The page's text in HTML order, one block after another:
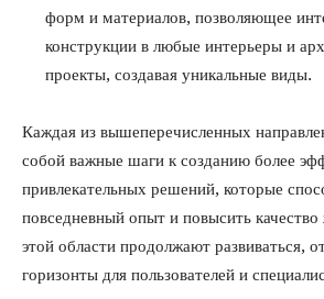
форм и материалов, позволяющее
конструкции в любые интерьеры и
проекты, создавая уникальные виды.
Каждая из вышеперечисленных
собой важные шаги к созданию более
привлекательных решений, которые
повседневный опыт и повысить
этой области продолжают развиваться,
горизонты для пользователей и